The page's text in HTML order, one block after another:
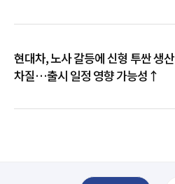
현대차, 노사 갈등에 신형 투싼 생산
차질…출시 일정 영향 가능성↑